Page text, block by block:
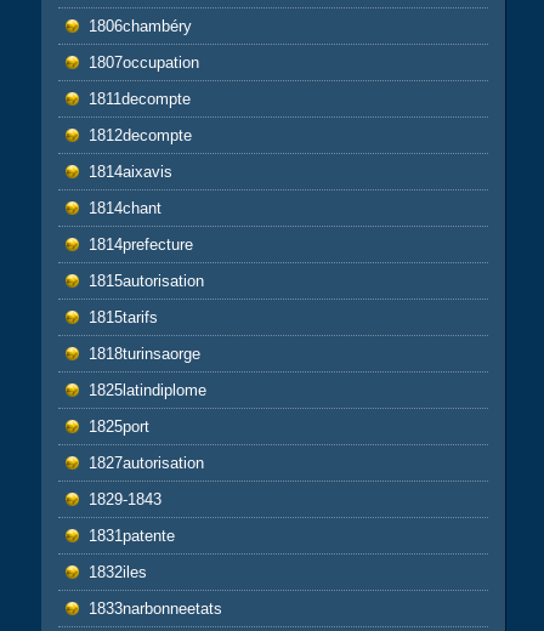
1806chambéry
1807occupation
1811decompte
1812decompte
1814aixavis
1814chant
1814prefecture
1815autorisation
1815tarifs
1818turinsaorge
1825latindiplome
1825port
1827autorisation
1829-1843
1831patente
1832iles
1833narbonneetats